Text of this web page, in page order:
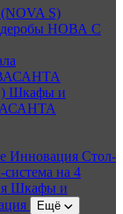
S)
НОВА С
Шкафы и
Инновация Стол-
система на 4
Шкафы и
Ещё